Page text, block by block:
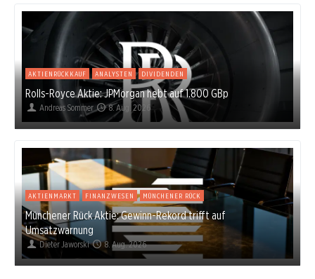
AKTIENRÜCKKAUF ANALYSTEN DIVIDENDEN
Rolls-Royce Aktie: JPMorgan hebt auf 1.800 GBp
Andreas Sommer 8. Aug. 2026
AKTIENMARKT FINANZWESEN MÜNCHENER RÜCK
Münchener Rück Aktie: Gewinn-Rekord trifft auf
Umsatzwarnung
Dieter Jaworski 8. Aug. 2026